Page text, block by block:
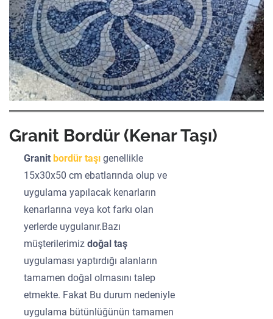
Granit Bordür (Kenar Taşı)
Granitbordür taşı genellikle
15x30x50 cm ebatlarında olup ve
uygulama yapılacak kenarların
kenarlarına veya kot farkı olan
yerlerde uygulanır.Bazı
müşterilerimizdoğal taş
uygulaması yaptırdığı alanların
tamamen doğal olmasını talep
etmekte. Fakat Bu durum nedeniyle
uygulama bütünlüğünün tamamen